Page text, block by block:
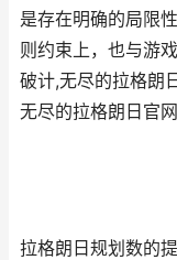
是存在明确的局限
则约束上，也与游
破计,无尽的拉格朗
无尽的拉格朗日官网
拉格朗日规划数的